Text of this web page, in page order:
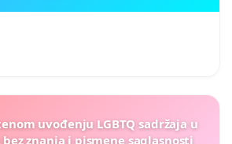
uvođenju LGBTQ sadržaja u
znanja i pismene saglasnosti